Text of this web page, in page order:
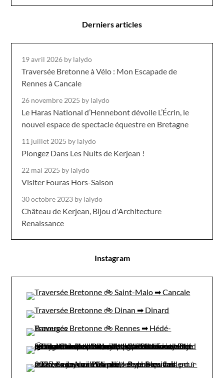
Derniers articles
19 avril 2026 by lalydo
Traversée Bretonne à Vélo : Mon Escapade de
Rennes à Cancale
26 novembre 2025 by lalydo
Le Haras National d’Hennebont dévoile L’Écrin, le
nouvel espace de spectacle équestre en Bretagne
11 juillet 2025 by lalydo
Plongez Dans Les Nuits de Kerjean !
22 mai 2025 by lalydo
Visiter Fouras Hors-Saison
30 octobre 2023 by lalydo
Château de Kerjean, Bijou d'Architecture
Renaissance
Instagram